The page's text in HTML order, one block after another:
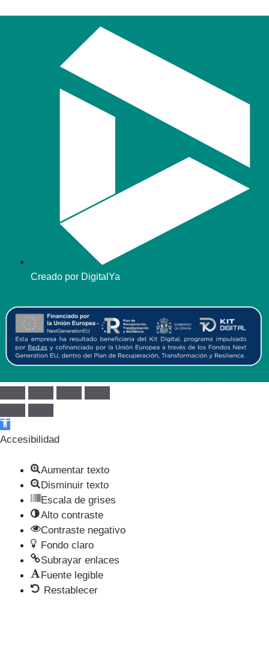
Creado por DigitalYa
Abrir barra de herramientas
Accesibilidad
Aumentar texto
Disminuir texto
Escala de grises
Alto contraste
Contraste negativo
Fondo claro
Subrayar enlaces
Fuente legible
Restablecer